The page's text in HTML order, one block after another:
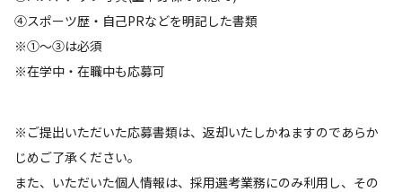
④スポーツ歴・自己PRなどを明記した書類
※①～③は必須
※在学中・在職中も応募可
※ご提出いただいた応募書類は、返却いたしかねますのであらか
じめご了承ください。
また、いただいた個人情報は、採用選考業務にのみ利用し、その